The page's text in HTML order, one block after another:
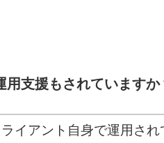
用支援もされていますか
イアント自身で運用さ